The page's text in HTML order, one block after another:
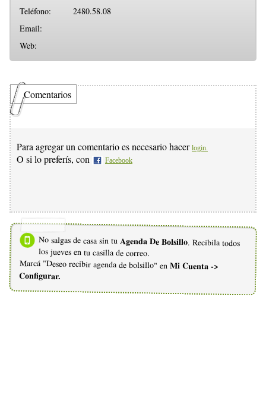
Teléfono:
2480.58.08
Email:
Web:
Comentarios
Para agregar un comentario es necesario hacer login.
O si lo preferís, con Facebook
No salgas de casa sin tu Agenda De Bolsillo. Recibila todos
los jueves en tu casilla de correo.
Marcá "Deseo recibir agenda de bolsillo" en Mi Cuenta ->
Configurar.